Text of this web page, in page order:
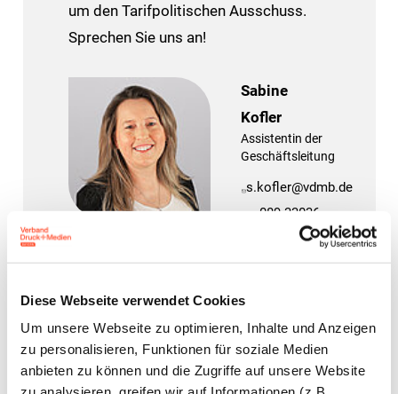
Diese Webseite verwendet Cookies
Um unsere Webseite zu optimieren, Inhalte und Anzeigen
zu personalisieren, Funktionen für soziale Medien
anbieten zu können und die Zugriffe auf unsere Website
um den Tarifpolitischen Ausschuss.
Sprechen Sie uns an!
Sabine
Kofler
Assistentin der
Geschäftsleitung
s.kofler@vdmb.de
089 33036
089 33036
Kerstin
Niedermayer